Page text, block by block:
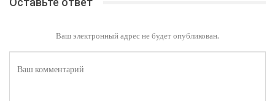
Ваш электронный адрес не будет опубликован.